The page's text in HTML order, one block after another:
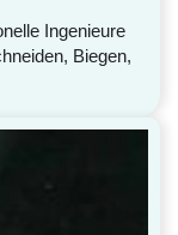
Ingenieure
Biegen,